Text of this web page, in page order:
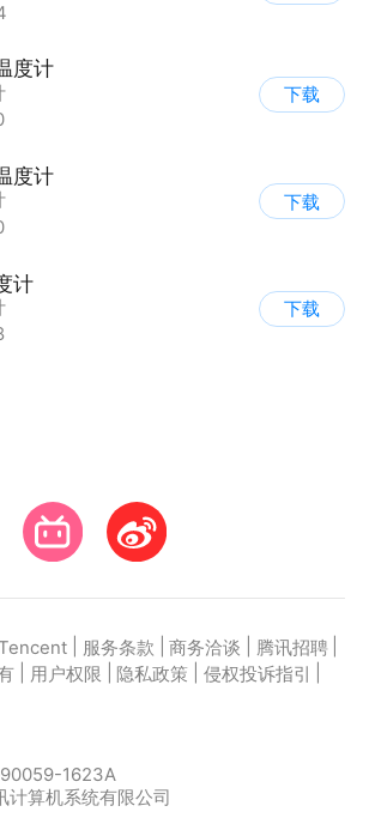
度计
下载
度计
下载
计
下载
服务条款 商务洽谈 腾讯招聘
用户权限 隐私政策 侵权投诉指引
1623A
计算机系统有限公司